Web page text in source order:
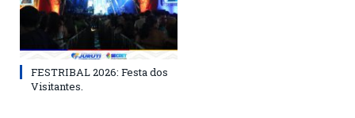
FESTRIBAL 2026: Festa dos
Visitantes.